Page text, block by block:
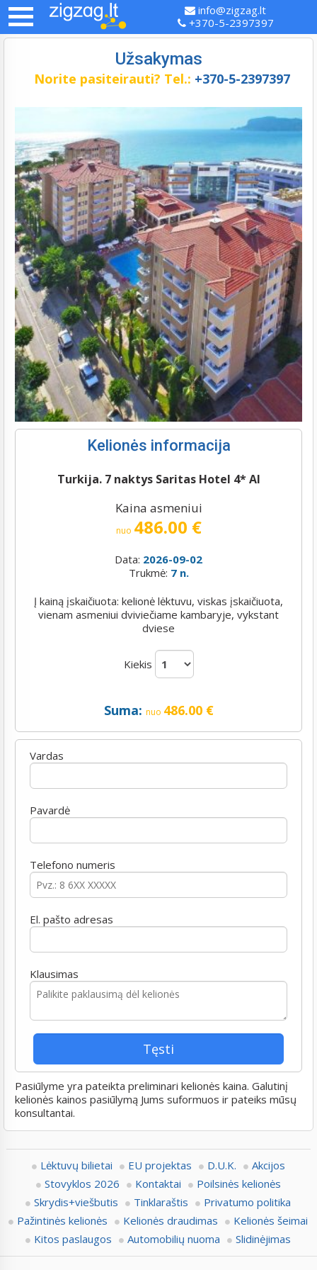
info@zigzag.lt
+370-5-2397397
Užsakymas
Norite pasiteirauti? Tel.: +370-5-2397397
Kelionės informacija
Turkija. 7 naktys Saritas Hotel 4* AI
Kaina asmeniui
nuo 486.00 €
Data: 2026-09-02
Trukmė: 7 n.
Į kainą įskaičiuota: kelionė lėktuvu, viskas įskaičiuota,
vienam asmeniui dviviečiame kambaryje, vykstant
dviese
Kiekis
Suma: nuo 486.00€
Vardas
Pavardė
Telefono numeris
El. pašto adresas
Klausimas
Pasiūlyme yra pateikta preliminari kelionės kaina. Galutinį
kelionės kainos pasiūlymą Jums suformuos ir pateiks mūsų
konsultantai.
Lėktuvų bilietai EU projektas D.U.K.
Akcijos
Stovyklos 2026
Kontaktai
Poilsinės kelionės
Skrydis+viešbutis
Tinklaraštis
Privatumo politika
Pažintinės kelionės
Kelionės draudimas
Kelionės šeimai
Kitos paslaugos
Automobilių nuoma Slidinėjimas